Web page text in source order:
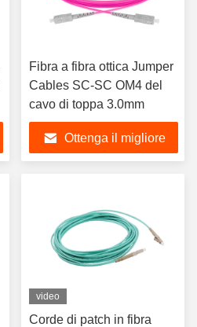
Fibra a fibra ottica Jumper
Cables SC-SC OM4 del
cavo di toppa 3.0mm
Ottenga il migliore
video
Corde di patch in fibra